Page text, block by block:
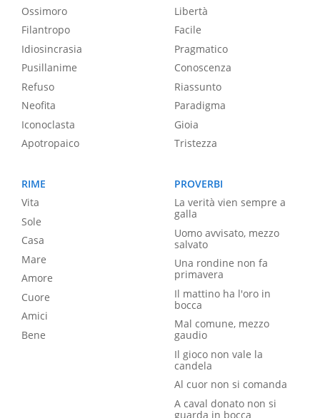
Ossimoro
Filantropo
Idiosincrasia
Pusillanime
Refuso
Neofita
Iconoclasta
Apotropaico
Libertà
Facile
Pragmatico
Conoscenza
Riassunto
Paradigma
Gioia
Tristezza
RIME
Vita
Sole
Casa
Mare
Amore
Cuore
Amici
Bene
PROVERBI
La verità vien sempre a
galla
Uomo avvisato, mezzo
salvato
Una rondine non fa
primavera
Il mattino ha l'oro in
bocca
Mal comune, mezzo
gaudio
Il gioco non vale la
candela
Al cuor non si comanda
A caval donato non si
guarda in bocca